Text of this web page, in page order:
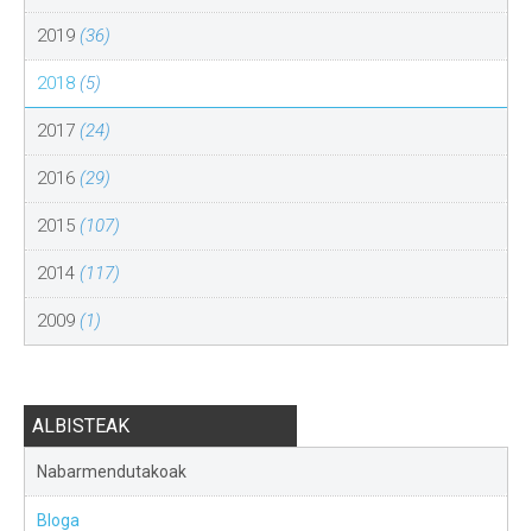
2019 (36)
2018 (5)
2017 (24)
2016 (29)
2015 (107)
2014 (117)
2009 (1)
ALBISTEAK
Nabarmendutakoak
Bloga